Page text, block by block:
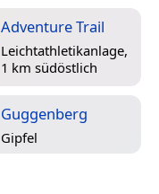
Adventure Trail
Leichtathletikanlage,
1 km südöstlich
Guggenberg
Gipfel